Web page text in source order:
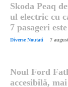
Skoda Peaq
ul electric cu
7 pasageri
Diverse Noutati 7
Noul Ford
accesibilă,